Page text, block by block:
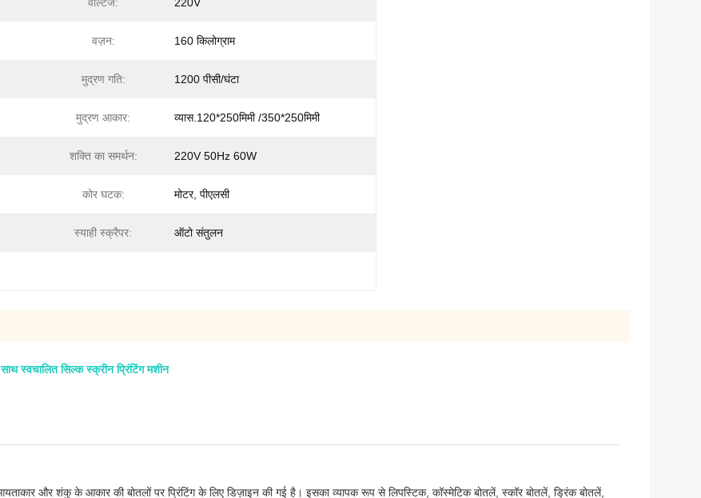
वज़न: 160 किलोग्राम
मुद्रण गति: 1200 पीसी/घंटा
मुद्रण आकार: व्यास.120*250मिमी /350*250मिमी
शक्ति का समर्थन: 220V 50Hz 60W
कोर घटक: मोटर, पीएलसी
स्याही स्क्रैपर: ऑटो संतुलन
स्वचालित सिल्क स्क्रीन प्रिंटिंग मशीन
और शंकु के आकार की बोतलों पर प्रिंटिंग के लिए डिज़ाइन की गई है। इसका व्यापक रूप से लिपस्टिक, कॉस्मेटिक बोतलें, स्कॉर बोतलें, ड्रिंक बोतलें,